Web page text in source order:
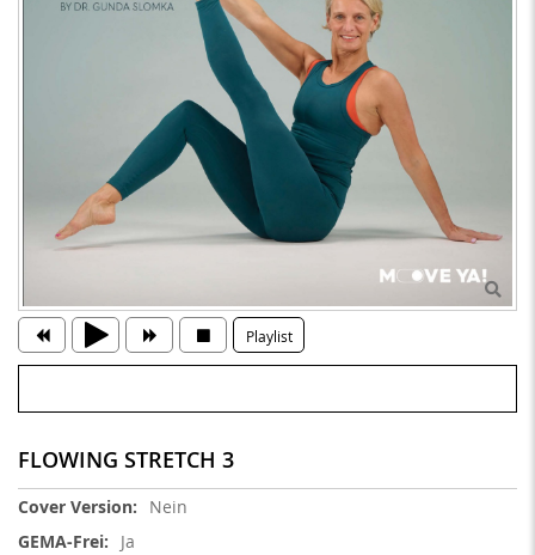
Playlist
FLOWING STRETCH 3
Weitere
Nein
Ja